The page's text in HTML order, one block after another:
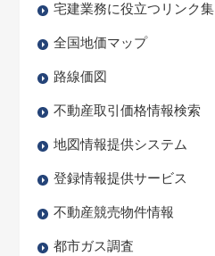
宅建業務に役立つリンク集
全国地価マップ
路線価図
不動産取引価格情報検索
地図情報提供システム
登録情報提供サービス
不動産競売物件情報
都市ガス調査